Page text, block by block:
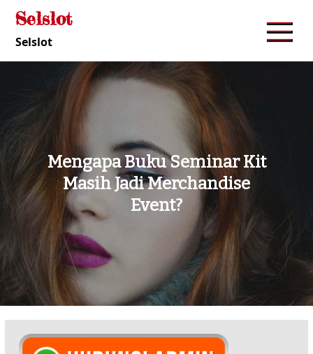
Skip
content
Selslot
Selslot
Mengapa Buku Seminar Kit
Masih Jadi Merchandise
Event?